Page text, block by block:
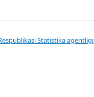
Statistika agentligi